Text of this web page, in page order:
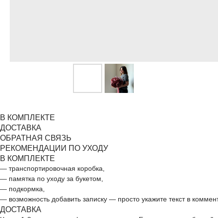
В КОМПЛЕКТЕ
ДОСТАВКА
ОБРАТНАЯ СВЯЗЬ
РЕКОМЕНДАЦИИ ПО УХОДУ
В КОМПЛЕКТЕ
— транспортировочная коробка,
— памятка по уходу за букетом,
— подкормка,
— возможность добавить записку — просто укажите текст в
ДОСТАВКА